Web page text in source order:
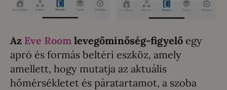
Az Eve Room levegőminőség-figyelő egy
apró és formás beltéri eszköz, amely
amellett, hogy mutatja az aktuális
hőmérsékletet és páratartamot, a szoba